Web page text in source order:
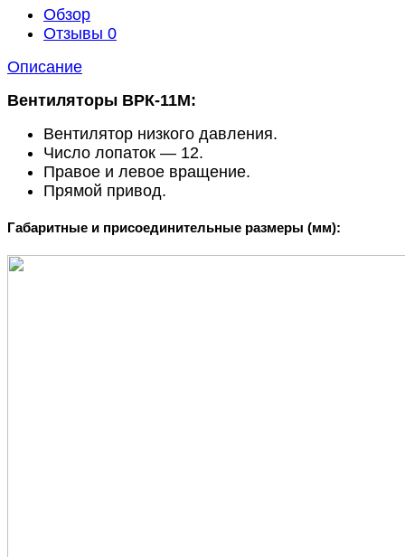
Обзор
Отзывы 0
Описание
Вентиляторы ВРК-11М:
Вентилятор низкого давления.
Число лопаток — 12.
Правое и левое вращение.
Прямой привод.
Габаритные и присоединительные размеры (мм):